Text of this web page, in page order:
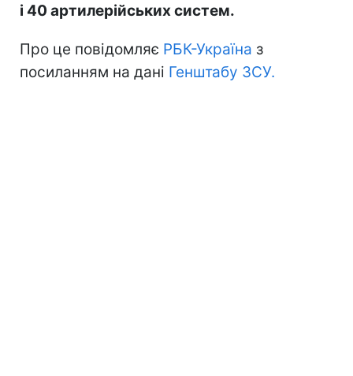
і 40 артилерійських систем.
Про це повідомляє РБК-Україна з
посиланням на дані Генштабу ЗСУ.